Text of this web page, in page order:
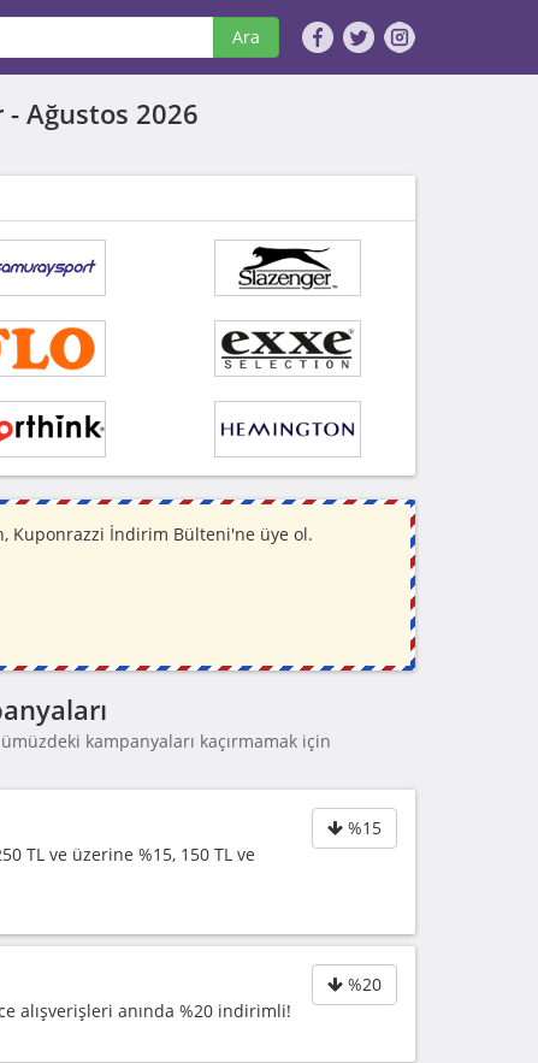
Ara
- Ağustos 2026
Kuponrazzi İndirim Bülteni'ne üye ol.
kampanyaları kaçırmamak için
%15
TL ve üzerine %15, 150 TL ve
%20
alışverişleri anında %20 indirimli!